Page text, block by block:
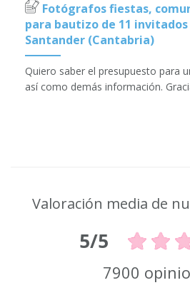
Fotógrafos fiestas,
para bautizo de 11
Santander (Cantabria)
Quiero saber el presupuesto para
así como demás información.
Valoración media de
5/5
7900